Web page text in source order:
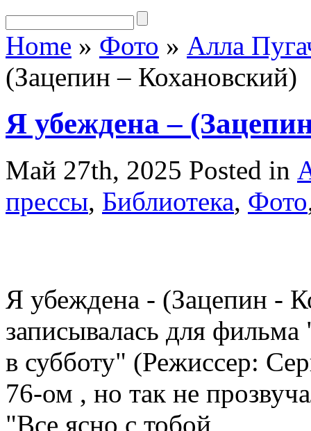
Home » Фото » Алла
(Зацепин – Кохановский)
Я убеждена –
Май 27th, 2025 Posted in
прессы, Библиотека, Фото
Я убеждена - (Зацепин -
записывалась для
в субботу" (Режиссер:
76-ом , но так не
"Все ясно с тобой,